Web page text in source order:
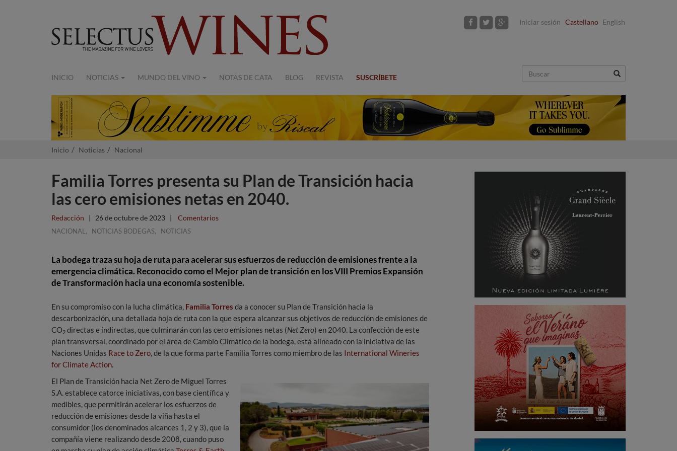
Iniciar sesión Castellano English
INICIO NOTICIAS MUNDO DEL VINO NOTAS DE CATA BLOG REVISTA SUSCRÍBETE
Inicio Noticias Nacional
Familia Torres presenta su Plan de Transición hacia
las cero emisiones netas en 2040.
Redacción | 26 de octubre de 2023 | Comentarios
NACIONAL , NOTICIAS BODEGAS, NOTICIAS
La bodega traza su hoja de ruta para acelerar sus esfuerzos de reducción de emisiones frente a la
emergencia climática. Reconocido como el Mejor plan de transición en los VIII Premios Expansión
de Transformación hacia una economía sostenible.
En su compromiso con la lucha climática, Familia Torres da a conocer su Plan de Transición hacia la
descarbonización, una detallada hoja de ruta con la que espera alcanzar sus objetivos de reducción de emisiones de
CO2 directas e indirectas, que culminarán con las cero emisiones netas (Net Zero) en 2040. La confección de este
plan transversal, coordinado por el área de Cambio Climático de la bodega, está alineado con la iniciativa de las
Naciones Unidas Race to Zero, de la que forma parte Familia Torres como miembro de las International Wineries
for Climate Action.
El Plan de Transición hacia Net Zero de Miguel Torres
S.A. establece catorce iniciativas, con base científica y
medibles, que permitirán acelerar los esfuerzos de
reducción de emisiones desde la viña hasta el
consumidor (los denominados alcances 1, 2 y 3), que la
compañía viene realizando desde 2008, cuando puso